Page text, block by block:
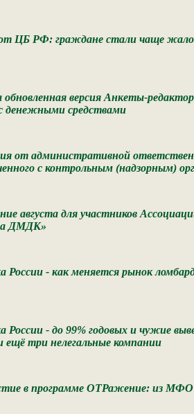
от ЦБ РФ: граждане стали чаще
версия Анкеты-
денежными средствами
от административной
с контрольным (надзорным)
августа для участников
ДМДК»
- как меняется рынок
России - до 99% годовых и чужие
ещё три нелегальные компании
в программе ОТРажение: из